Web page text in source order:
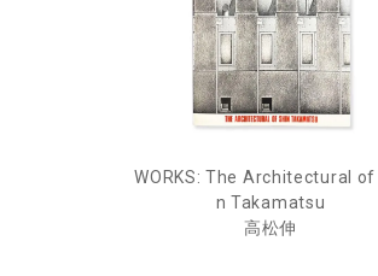
WORKS: The Architectural of
n Takamatsu
高松伸